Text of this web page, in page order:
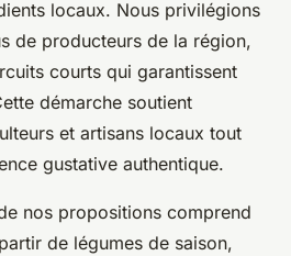
locaux. Nous privilégions
de producteurs de la région,
courts qui garantissent
démarche soutient
et artisans locaux tout
gustative authentique.
nos propositions comprend
de légumes de saison,